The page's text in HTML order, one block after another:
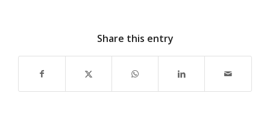
Share this entry